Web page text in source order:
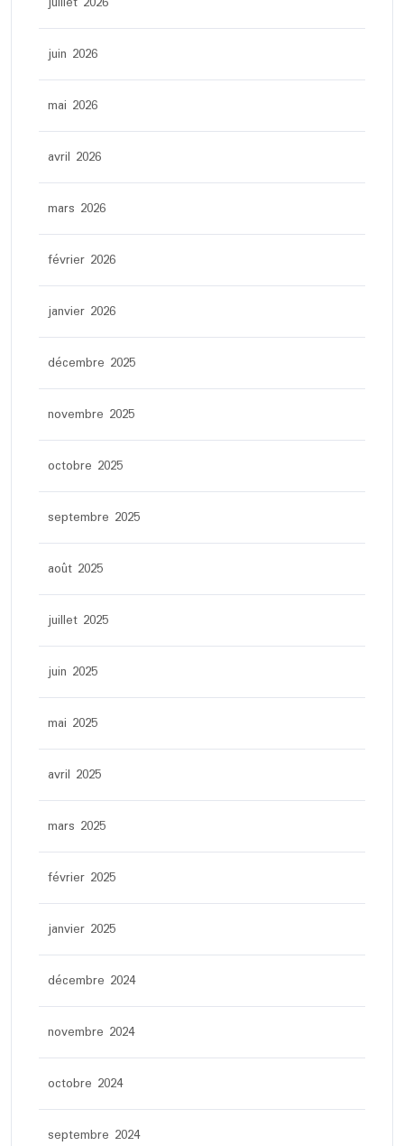
juin 2026
mai 2026
avril 2026
mars 2026
février 2026
janvier 2026
décembre 2025
novembre 2025
octobre 2025
septembre 2025
août 2025
juillet 2025
juin 2025
mai 2025
avril 2025
mars 2025
février 2025
janvier 2025
décembre 2024
novembre 2024
octobre 2024
septembre 2024